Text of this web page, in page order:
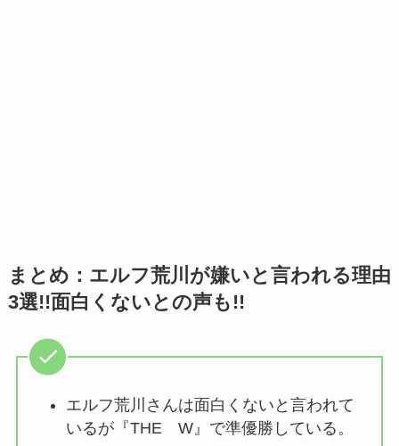
まとめ：エルフ荒川が嫌いと言われる理由
3選!!面白くないとの声も!!
エルフ荒川さんは面白くないと言われて
いるが『THE W』で準優勝している。